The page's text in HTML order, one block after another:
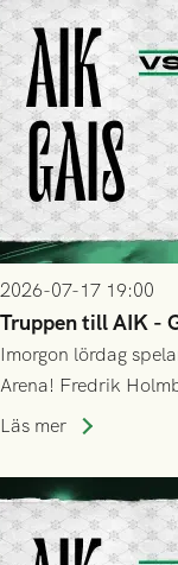
2026-07-17 19:00
Truppen till AIK -
Imorgon lördag
Arena! Fredrik
trupp till matchen:
Läs mer